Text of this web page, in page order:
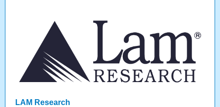
LAM Research